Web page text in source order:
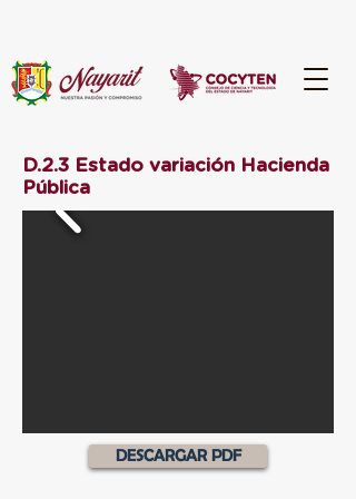
D.2.3 Estado variación Hacienda
Pública
DESCARGAR PDF